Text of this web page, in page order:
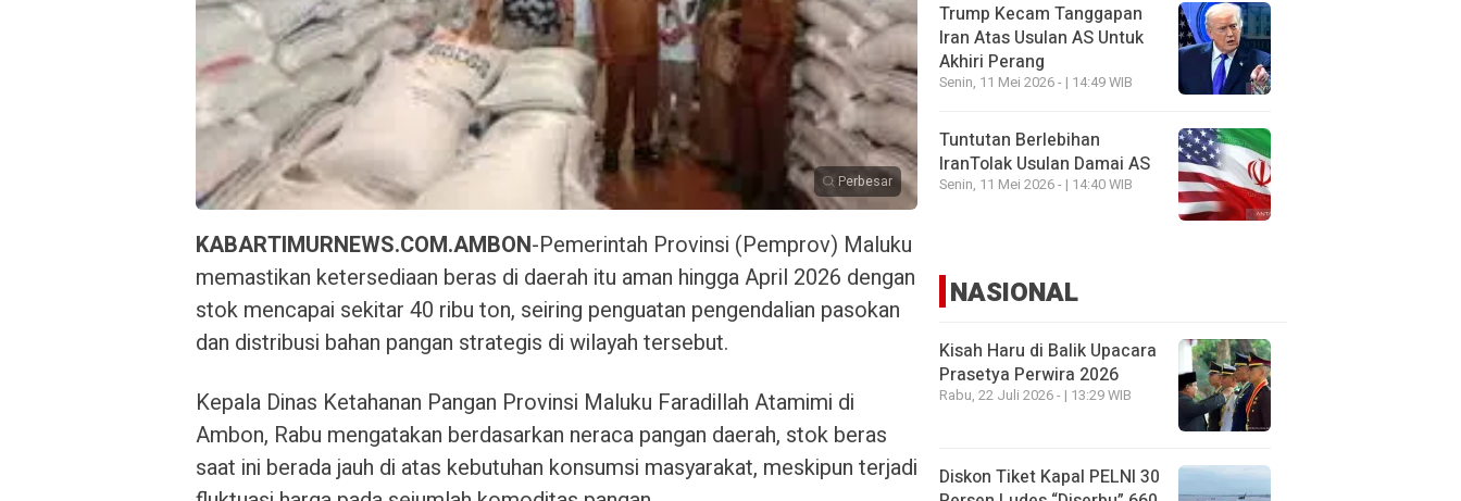
Perbesar
KABARTIMURNEWS.COM.AMBON-Pemerintah Provinsi (Pemprov) Maluku
memastikan ketersediaan beras di daerah itu aman hingga April 2026 dengan
stok mencapai sekitar 40 ribu ton, seiring penguatan pengendalian pasokan
dan distribusi bahan pangan strategis di wilayah tersebut.
Kepala Dinas Ketahanan Pangan Provinsi Maluku Faradillah Atamimi di
Ambon, Rabu mengatakan berdasarkan neraca pangan daerah, stok beras
saat ini berada jauh di atas kebutuhan konsumsi masyarakat, meskipun terjadi
Trump Kecam Tanggapan
Iran Atas Usulan AS Untuk
Akhiri Perang
Senin, 11 Mei 2026 - | 14:49 WIB
Tuntutan Berlebihan
IranTolak Usulan Damai AS
Senin, 11 Mei 2026 - | 14:40 WIB
NASIONAL
Kisah Haru di Balik Upacara
Prasetya Perwira 2026
Rabu, 22 Juli 2026 - | 13:29 WIB
Diskon Tiket Kapal PELNI 30